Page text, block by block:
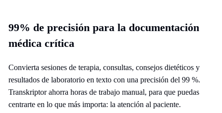
99% de precisión para la documentación
médica crítica
Convierta sesiones de terapia, consultas, consejos dietéticos y
resultados de laboratorio en texto con una precisión del 99 %.
Transkriptor ahorra horas de trabajo manual, para que puedas
centrarte en lo que más importa: la atención al paciente.